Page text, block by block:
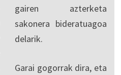
gairen azterketa
sakonera bideratuagoa
delarik.
Garai gogorrak dira, eta